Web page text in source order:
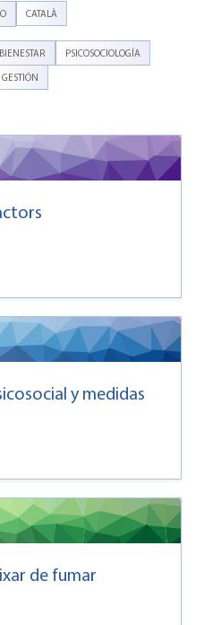
CATALÀ
PSICOSOCIOLOGÍA
GESTIÓN
y medidas
de fumar